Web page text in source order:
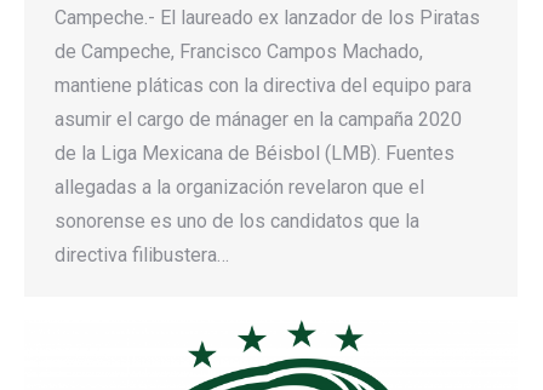
Campeche.- El laureado ex lanzador de los Piratas
de Campeche, Francisco Campos Machado,
mantiene pláticas con la directiva del equipo para
asumir el cargo de mánager en la campaña 2020
de la Liga Mexicana de Béisbol (LMB). Fuentes
allegadas a la organización revelaron que el
sonorense es uno de los candidatos que la
directiva filibustera…